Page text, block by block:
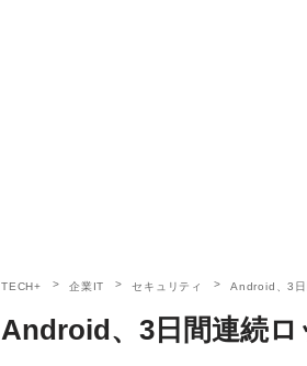
TECH+ 企業IT セキュリティ Android、3日
Android、3日間連続ロ